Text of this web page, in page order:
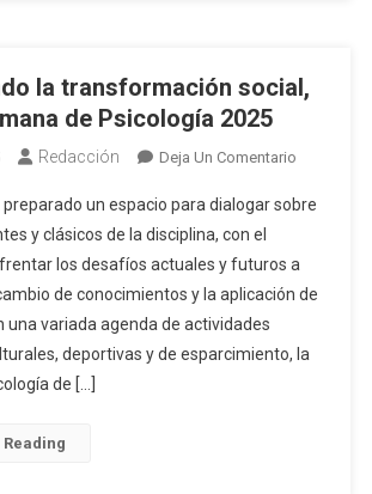
la transformación social,
de Psicología 2025
Redacción Deja Un ComentarioEn
La
Social,
Inicia
Semana
un espacio para dialogar sobre
y clásicos de la disciplina, con el
los desafíos actuales y futuros a
de conocimientos y la aplicación de
una variada agenda de actividades
deportivas y de esparcimiento, la
de […]